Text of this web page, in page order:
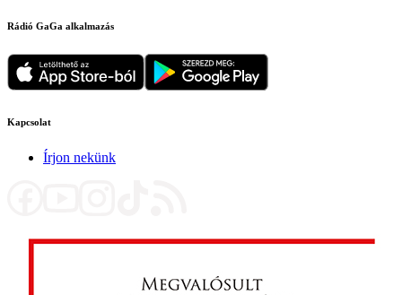
Rádió GaGa alkalmazás
Kapcsolat
Írjon nekünk